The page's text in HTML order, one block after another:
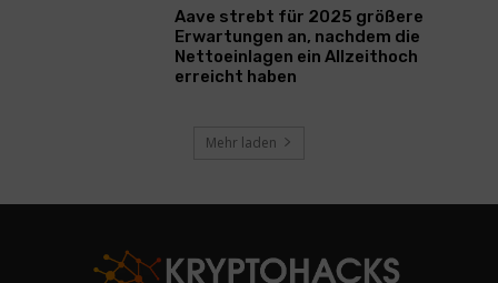
Aave strebt für 2025 größere
Erwartungen an, nachdem die
Nettoeinlagen ein Allzeithoch
erreicht haben
Mehr laden